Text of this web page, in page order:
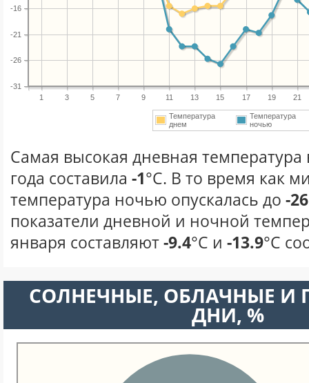
1 3 5 7 9 11 13 15 17 19 21
-31
-26
-21
-16
Температура
днем
Температура
ночью
Самая высокая дневная температура
года составила -1°С. В то время как
температура ночью опускалась до -26
показатели дневной и ночной
января составляют-9.4°С и -13.9°С
CОЛНЕЧНЫЕ, ОБЛАЧНЫЕ И
ДНИ, %